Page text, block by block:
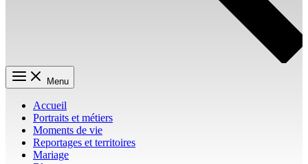
Menu
Accueil
Portraits et métiers
Moments de vie
Reportages et territoires
Mariage